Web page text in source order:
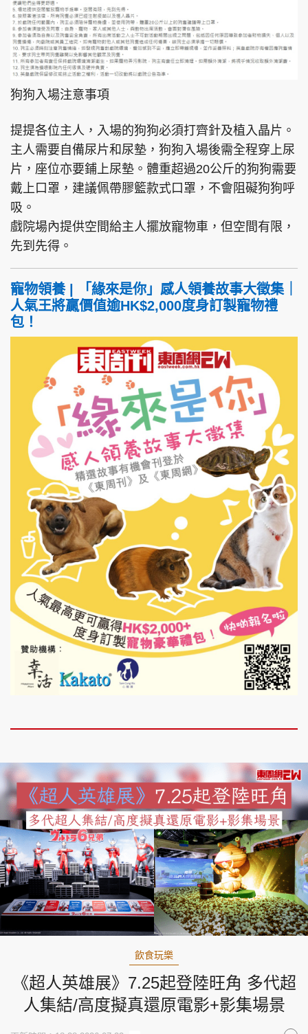
狗狗入場注意事項
提提各位主人，入場的狗狗必須打齊針及植入晶片。
主人需要自備尿片和尿墊，狗狗入場後需全程穿上尿
片，座位亦要鋪上尿墊。體重超過20公斤的狗狗需要
戴上口罩，建議佩帶膠籃款式口罩，不會阻礙狗狗呼
吸。
戲院場內提供空間給主人擺放寵物車，但空間有限，
先到先得。
寵物領養 | 「緣來是你」感人領養故事大徵集｜
人氣王將贏價值逾HK$2,000度身訂製寵物禮
包！
飲食玩樂
《超人英雄展》7.25起登陸旺角 多代超
人集結/高度擬真還原電影+影集場景